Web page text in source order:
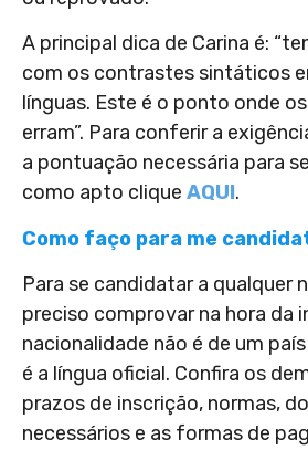
A principal dica de Carina é:
com os contrastes sintáticos
línguas. Este é o ponto onde
erram”. Para conferir a
a pontuação necessária para
como apto clique AQUI.
Como faço para me
Para se candidatar a qualquer
preciso comprovar na hora da
nacionalidade não é de um
é a língua oficial. Confira os
prazos de inscrição, normas,
necessários e as formas de